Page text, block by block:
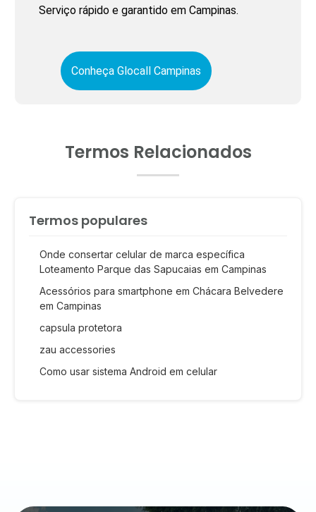
Serviço rápido e garantido em Campinas.
Conheça Glocall Campinas
Termos Relacionados
Termos populares
Onde consertar celular de marca específica
Loteamento Parque das Sapucaias em Campinas
Acessórios para smartphone em Chácara Belvedere
em Campinas
capsula protetora
zau accessories
Como usar sistema Android em celular